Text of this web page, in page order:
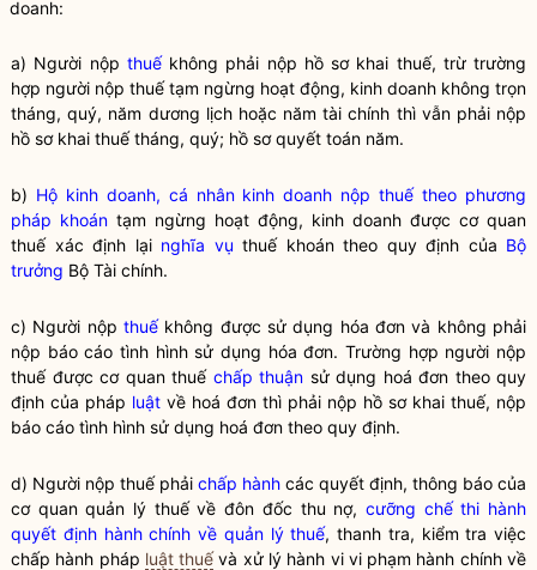
doanh:
a) Người nộp thuếkhông phải nộp hồ sơ khai thuế, trừ trường
hợp người nộp thuếtạm ngừng hoạt động, kinh doanh không trọn
tháng, quý, năm dương lịch hoặc năm tài chính thì vẫn phải nộp
hồ sơ khai thuếtháng, quý; hồ sơ quyết toán năm.
b) Hộ kinh doanh, cá nhân kinh doanh nộp thuế theo phương
pháp khoán tạm ngừng hoạt động, kinh doanh được cơ quan
thuế xác định lại nghĩa vụ thuế khoán theo quy định của Bộ
trưởng Bộ Tài chính.
c) Người nộp thuếkhông được sử dụng hóa đơn và không phải
nộp báo cáo tình hình sử dụng hóa đơn. Trường hợp người nộp
thuếđược cơ quan thuế chấp thuận sử dụng hoá đơn theo quy
định của pháp luật về hoá đơn thì phải nộp hồ sơ khai thuế, nộp
báo cáo tình hình sử dụng hoá đơn theo quy định.
d) Người nộp thuế phải chấp hành các quyết định, thông báo của
cơ quan quản lý thuế về đôn đốc thu nợ, cưỡng chế thi hành
quyết định hành chính về quản lý thuế, thanh tra, kiểm tra việc
chấp hành pháp luật thuếvà xử lý hành vi vi phạm hành chính về